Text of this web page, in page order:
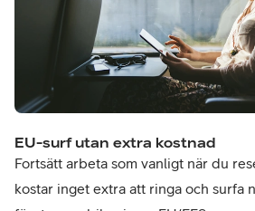
EU-surf utan extra kostnad
Fortsätt arbeta som vanligt när du
kostar inget extra att ringa och surfa